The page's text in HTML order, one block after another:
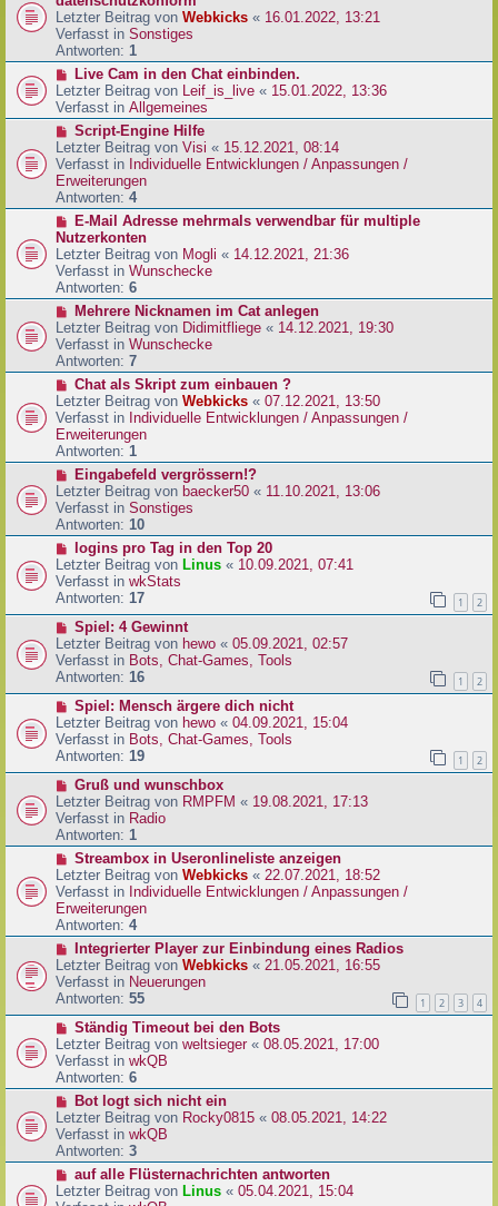
g
B
e
i
t
a
g
u
e
r
B
e
i
t
a
g
Letzter Beitrag von Webkicks « 16.01.2022, 13:21
Verfasst in Sonstiges
Antworten: 1
N
e
u
e
r
B
e
i
t
a
g
Live Cam in den Chat einbinden.
Letzter Beitrag von Leif_is_live « 15.01.2022, 13:36
Verfasst in Allgemeines
N
e
u
e
r
B
e
i
t
r
a
g
Script-Engine Hilfe
Letzter Beitrag von Visi « 15.12.2021, 08:14
Verfasst in Individuelle Entwicklungen / Anpassungen /
Erweiterungen
Antworten: 4
N
e
u
e
r
B
e
i
t
r
a
g
E-Mail Adresse mehrmals verwendbar für multiple
Nutzerkonten
Letzter Beitrag von Mogli « 14.12.2021, 21:36
Verfasst in Wunschecke
Antworten: 6
N
e
u
e
r
B
e
i
t
r
a
g
Mehrere Nicknamen im Cat anlegen
Letzter Beitrag von Didimitfliege « 14.12.2021, 19:30
Verfasst in Wunschecke
Antworten: 7
N
e
u
e
r
B
e
i
t
r
a
g
Chat als Skript zum einbauen ?
Letzter Beitrag von Webkicks « 07.12.2021, 13:50
Verfasst in Individuelle Entwicklungen / Anpassungen /
Erweiterungen
Antworten: 1
N
e
u
e
r
B
e
i
t
a
g
Eingabefeld vergrössern!?
Letzter Beitrag von baecker50 « 11.10.2021, 13:06
Verfasst in Sonstiges
Antworten: 10
N
e
u
e
r
B
e
i
t
r
a
g
logins pro Tag in den Top 20
Letzter Beitrag von Linus « 10.09.2021, 07:41
Verfasst in wkStats
Antworten: 17 1 2
N
e
u
e
r
B
e
i
t
r
a
g
Spiel: 4 Gewinnt
Letzter Beitrag von hewo « 05.09.2021, 02:57
Verfasst in Bots, Chat-Games, Tools
Antworten: 16 1 2
N
e
u
e
r
B
e
i
t
a
g
Spiel: Mensch ärgere dich nicht
Letzter Beitrag von hewo « 04.09.2021, 15:04
Verfasst in Bots, Chat-Games, Tools
Antworten: 19 1 2
N
e
u
e
r
B
e
i
t
r
a
g
Gruß und wunschbox
Letzter Beitrag von RMPFM « 19.08.2021, 17:13
Verfasst in Radio
Antworten: 1
N
e
u
e
r
B
e
i
t
r
a
g
Streambox in Useronlineliste anzeigen
Letzter Beitrag von Webkicks « 22.07.2021, 18:52
Verfasst in Individuelle Entwicklungen / Anpassungen /
Erweiterungen
Antworten: 4
N
e
u
e
r
B
e
i
t
a
g
Integrierter Player zur Einbindung eines Radios
Letzter Beitrag von Webkicks « 21.05.2021, 16:55
Verfasst in Neuerungen
Antworten: 55 1 2 3 4
N
e
u
e
r
B
e
i
t
a
Ständig Timeout bei den Bots
Letzter Beitrag von weltsieger« 08.05.2021, 17:00
Verfasst in wkQB
Antworten: 6
N
e
u
e
r
B
e
Bot logt sich nicht ein
Letzter Beitrag von Rocky0815 « 08.05.2021, 14:22
Verfasst in wkQB
Antworten: 3
N
e
auf alle Flüsternachrichten antworten
Letzter Beitrag von Linus « 05.04.2021, 15:04